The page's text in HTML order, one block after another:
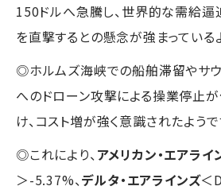
150ドルへ急騰し、世界的な需給
を直撃するとの懸念が強まっている
◎ホルムズ海峡での船舶滞留やサ
へのドローン攻撃による操業停止
け、コスト増が強く意識されたよう
◎これにより、 アメリカン・エアライ
＞-5.37%、デルタ・エアラインズ＜